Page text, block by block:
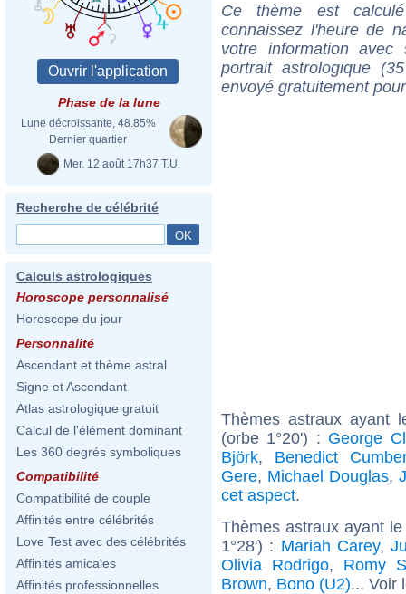
Phase de la lune
Lune décroissante, 48.85%
Dernier quartier
Mer. 12 août 17h37 T.U.
Recherche de célébrité
Calculs astrologiques
Horoscope personnalisé
Horoscope du jour
Personnalité
Ascendant et thème astral
Signe et Ascendant
Atlas astrologique gratuit
Calcul de l'élément dominant
Les 360 degrés symboliques
Compatibilité
Compatibilité de couple
Affinités entre célébrités
Love Test avec des célébrités
Affinités amicales
Affinités professionnelles
Ce thème est
connaissez l'heure de
votre information
portrait astrologique
envoyé gratuitement
Thèmes astraux ayant
(orbe 1°20') : George
Björk, Benedict
Gere, Michael Douglas,
cet aspect.
Thèmes astraux ayant
1°28') : Mariah Carey,
Olivia Rodrigo, Romy
Brown, Bono (U2)... Voir